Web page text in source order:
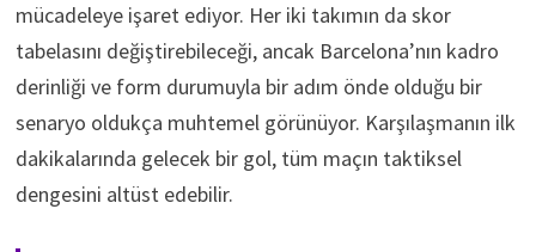
mücadeleye işaret ediyor. Her iki takımın da skor
tabelasını değiştirebileceği, ancak Barcelona’nın kadro
derinliği ve form durumuyla bir adım önde olduğu bir
senaryo oldukça muhtemel görünüyor. Karşılaşmanın ilk
dakikalarında gelecek bir gol, tüm maçın taktiksel
dengesini altüst edebilir.